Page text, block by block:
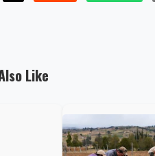
Like